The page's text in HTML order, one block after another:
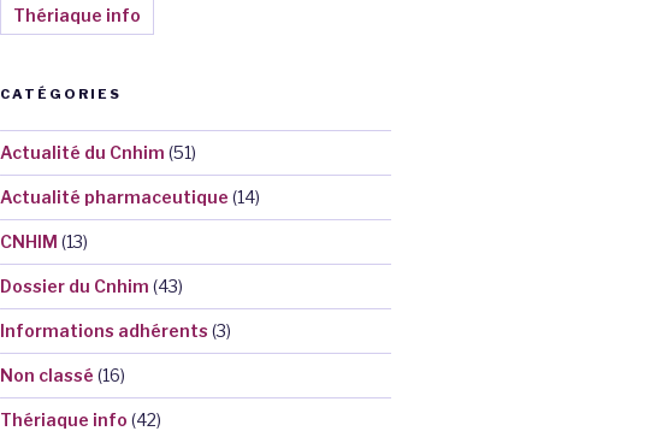
Thériaque info
CATÉGORIES
Actualité du Cnhim (51)
Actualité pharmaceutique (14)
CNHIM (13)
Dossier du Cnhim (43)
Informations adhérents (3)
Non classé (16)
Thériaque info (42)